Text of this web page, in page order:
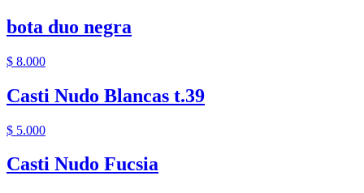
bota duo negra
$ 8.000
Casti Nudo Blancas t.39
$ 5.000
Casti Nudo Fucsia